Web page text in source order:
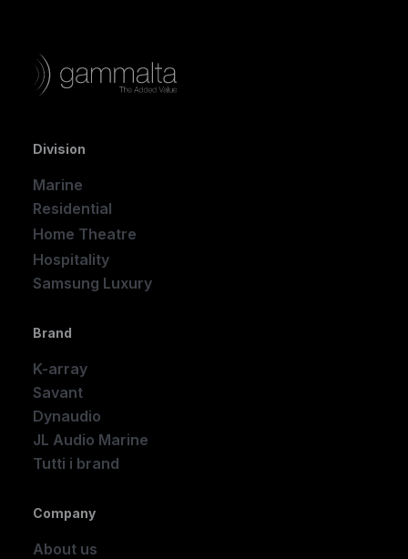
Division
Marine
Residential
Home Theatre
Hospitality
Samsung Luxury
Brand
K-array
Savant
Dynaudio
JL Audio Marine
Tutti i brand
Company
About us